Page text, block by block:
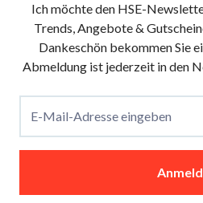
Ich möchte den HSE-
Trends, Angebote &
Dankeschön bekommen Sie
Abmeldung ist jederzeit in den
E-Mail-Adresse eingeben